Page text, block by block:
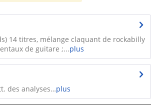
14 titres, mélange claquant de rockabilly
de guitare ;...plus
des analyses…plus